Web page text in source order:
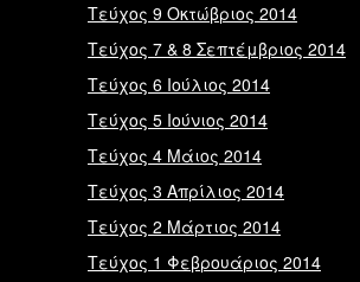
Τεύχος 9 Οκτώβριος 2014
Τεύχος 7 & 8 Σεπτέμβριος 2014
Τεύχος 6 Ιούλιος 2014
Τεύχος 5 Ιούνιος 2014
Τεύχος 4 Μάιος 2014
Τεύχος 3 Απρίλιος 2014
Τεύχος 2 Μάρτιος 2014
Τεύχος 1 Φεβρουάριος 2014